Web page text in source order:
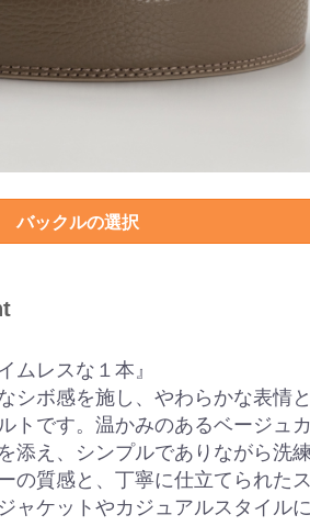
バックルの選択
ムレスな１本』
シボ感を施し、やわらかな表情
トです。温かみのあるベージュカ
添え、シンプルでありながら洗
の質感と、丁寧に仕立てられた
ャケットやカジュアルスタイル